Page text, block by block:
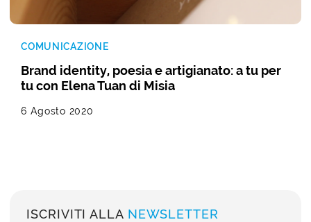
COMUNICAZIONE
Brand identity, poesia e artigianato: a tu per
tu con Elena Tuan di Misia
6 Agosto 2020
ISCRIVITI ALLA NEWSLETTER